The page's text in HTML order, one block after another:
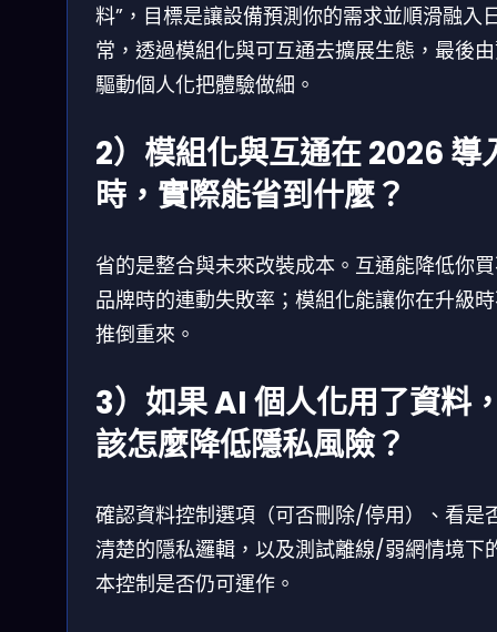
料”，目標是讓設備預測你的需求並順滑融入
常，透過模組化與可互通去擴展生態，最後
驅動個人化把體驗做細。
2）模組化與互通在 2026 導
時，實際能省到什麼？
省的是整合與未來改裝成本。互通能降低你
品牌時的連動失敗率；模組化能讓你在升級
推倒重來。
3）如果 AI 個人化用了資料
該怎麼降低隱私風險？
確認資料控制選項（可否刪除/停用）、看是
清楚的隱私邏輯，以及測試離線/弱網情境下
本控制是否仍可運作。